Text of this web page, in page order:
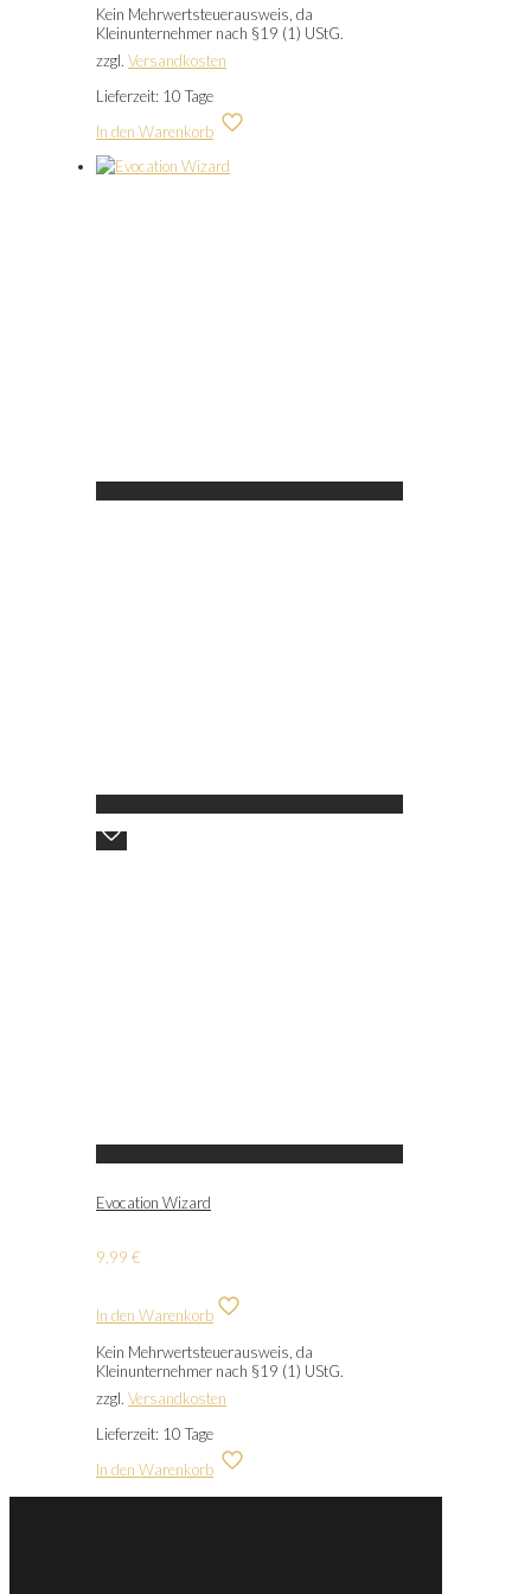
Kein Mehrwertsteuerausweis, da
Kleinunternehmer nach §19 (1) UStG.
zzgl. Versandkosten
Lieferzeit: 10 Tage
In den Warenkorb
Evocation Wizard
9,99 €
In den Warenkorb
Kein Mehrwertsteuerausweis, da
Kleinunternehmer nach §19 (1) UStG.
zzgl. Versandkosten
Lieferzeit: 10 Tage
In den Warenkorb